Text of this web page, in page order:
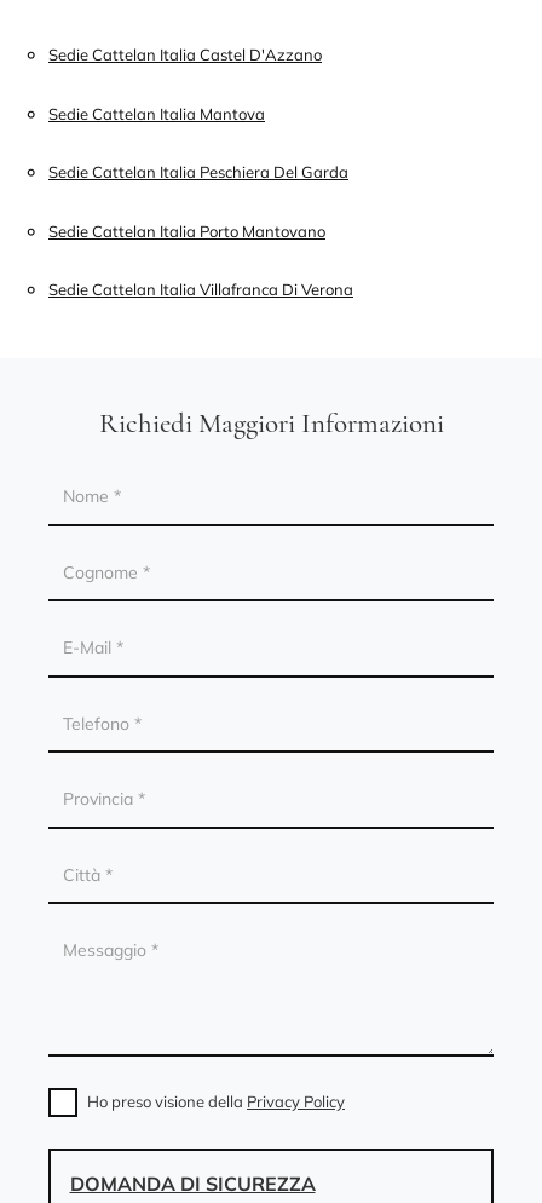
Sedie Cattelan Italia Castel D'Azzano
Sedie Cattelan Italia Mantova
Sedie Cattelan Italia Peschiera Del Garda
Sedie Cattelan Italia Porto Mantovano
Sedie Cattelan Italia Villafranca Di Verona
Richiedi Maggiori Informazioni
Ho preso visione della Privacy Policy
DOMANDA DI SICUREZZA